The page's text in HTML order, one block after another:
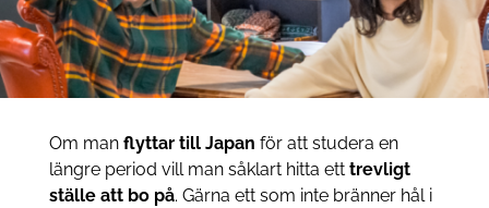
Om man flyttar till Japan för att studera en
längre period vill man såklart hitta ett trevligt
ställe att bo på. Gärna ett som inte bränner hål i